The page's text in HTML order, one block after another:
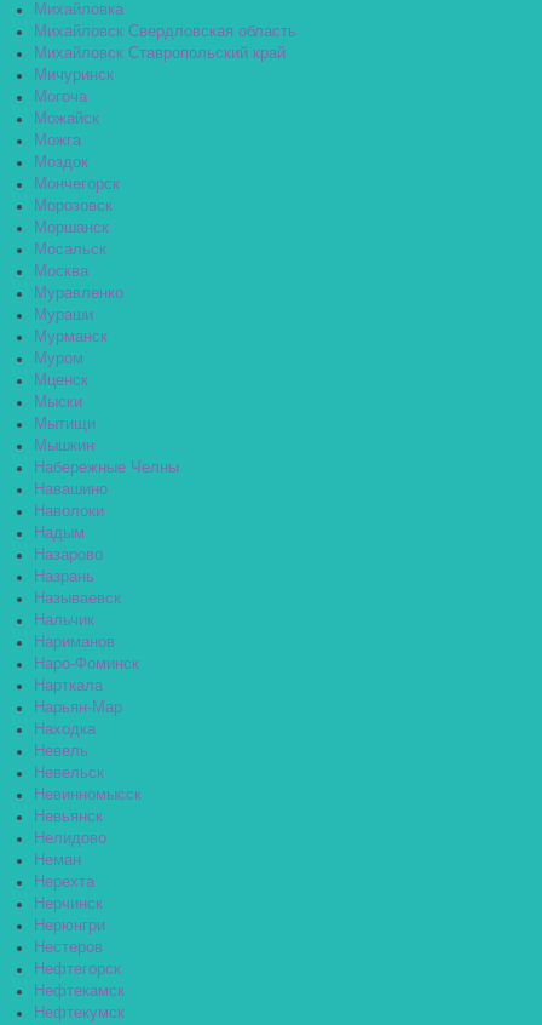
Михайловка
Михайловск Свердловская область
Михайловск Ставропольский край
Мичуринск
Могоча
Можайск
Можга
Моздок
Мончегорск
Морозовск
Моршанск
Мосальск
Москва
Муравленко
Мураши
Мурманск
Муром
Мценск
Мыски
Мытищи
Мышкин
Набережные Челны
Навашино
Наволоки
Надым
Назарово
Назрань
Называевск
Нальчик
Нариманов
Наро-Фоминск
Нарткала
Нарьян-Мар
Находка
Невель
Невельск
Невинномысск
Невьянск
Нелидово
Неман
Нерехта
Нерчинск
Нерюнгри
Нестеров
Нефтегорск
Нефтекамск
Нефтекумск